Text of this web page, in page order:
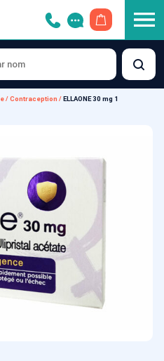
/Contraception / ELLAONE 30 mg 1